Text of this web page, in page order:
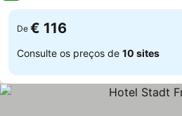
De € 116
Consulte os preços de 10 sites